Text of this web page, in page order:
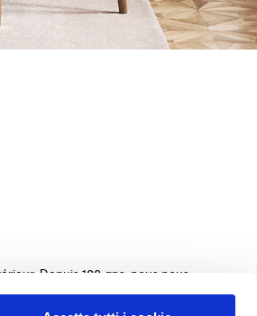
Depuis 100 ans, nous nous
lits, canapés et éléments